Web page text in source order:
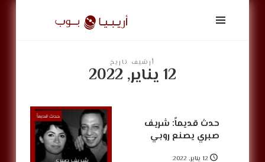
أريبيا
بوب
ArabiaPopأرشيف تاريخ
12 يناير, 2022
حدث قديماً: شريف
صبري يصنع روبي
12 يناير, 2022